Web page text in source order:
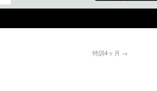
特訓4ヶ月 →